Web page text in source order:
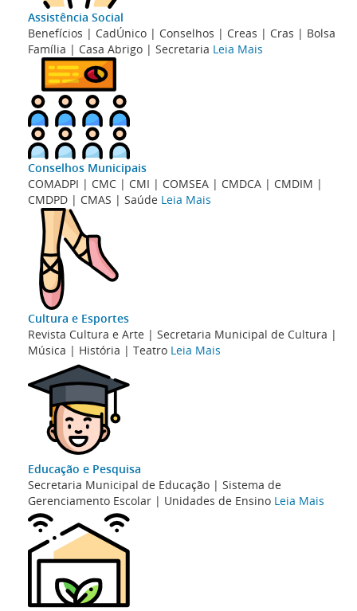
Assistência Social
Benefícios | CadÚnico | Conselhos | Creas | Cras | Bolsa
Família | Casa Abrigo | Secretaria Leia Mais
Conselhos Municipais
COMADPI | CMC | CMI | COMSEA | CMDCA | CMDIM |
CMDPD | CMAS | Saúde Leia Mais
Cultura e Esportes
Revista Cultura e Arte | Secretaria Municipal de Cultura |
Música | História | Teatro Leia Mais
Educação e Pesquisa
Secretaria Municipal de Educação | Sistema de
Gerenciamento Escolar | Unidades de Ensino Leia Mais